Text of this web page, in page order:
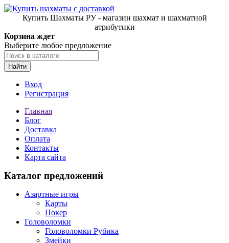
Купить Шахматы РУ - магазин шахмат и шахматной
атрибутики
Корзина ждет
Выберите любое предложение
Найти
Вход
Регистрация
Главная
Блог
Доставка
Оплата
Контакты
Карта сайта
Каталог предложений
Азартные игры
Карты
Покер
Головоломки
Головоломки Рубика
Змейки